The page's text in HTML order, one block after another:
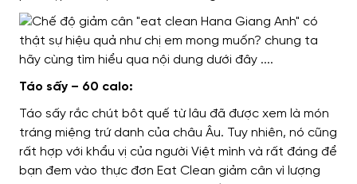
Táo sấy – 60 calo:
Táo sấy rắc chút bôt quế từ lâu đã được xem là món
tráng miệng trứ danh của châu Âu. Tuy nhiên, nó cũng
rất hợp với khẩu vị của người Việt mình và rất đáng để
bạn đem vào thực đơn Eat Clean giảm cân vì lượng